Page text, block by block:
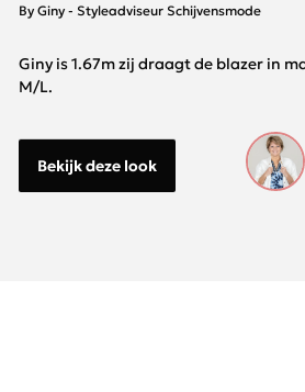
By Giny - Styleadviseur Schijvensmode
Giny is 1.67m zij draagt de blazer in
M/L.
Bekijk deze look